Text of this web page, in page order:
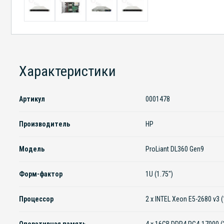
Характеристики
Артикул 0001478
Производитель HP
Модель ProLiant DL360 Gen9
Форм-фактор 1U (1.75")
Процессор 2 x INTEL Xeon E5-2680 v3